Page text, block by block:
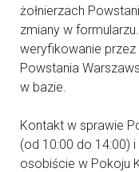
żołnierzach
zmiany w
weryfikowanie
Powstania
w bazie.
Kontakt w sprawie
(od 10:00 do 14:00)
osobiście w Pokoju